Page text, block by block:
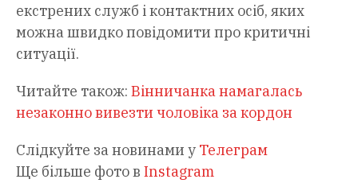
екстрених служб і контактних осіб, яких
можна швидко повідомити про критичні
ситуації.
Читайте також: Вінничанка намагалась
незаконно вивезти чоловіка за кордон
Слідкуйте за новинами у Телеграм
Ще більше фото в Instagram